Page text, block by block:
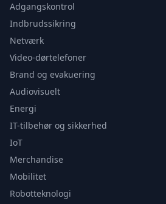
Adgangskontrol
Indbrudssikring
Netværk
Video-dørtelefoner
Brand og evakuering
Audiovisuelt
Energi
IT-tilbehør og sikkerhed
IoT
Merchandise
Mobilitet
Robotteknologi